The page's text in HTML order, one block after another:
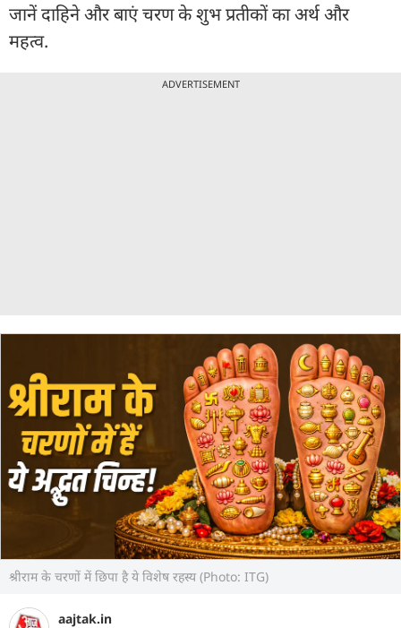
जानें दाहिने और बाएं चरण के शुभ प्रतीकों का अर्थ और
महत्व.
ADVERTISEMENT
श्रीराम के चरणों में छिपा है ये विशेष रहस्य (Photo: ITG)
aajtak.in